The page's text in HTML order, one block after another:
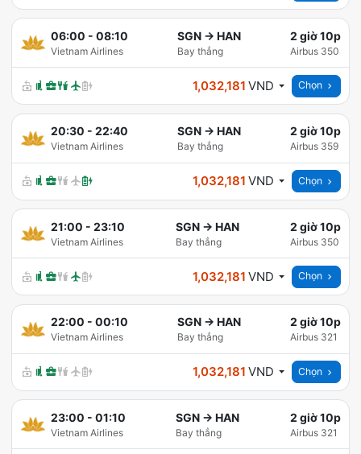
06:00 - 08:10
Vietnam Airlines
SGN → HAN
Bay thẳng
2 giờ 10p
Airbus 350
1,032,181 VND Chọn
20:30 - 22:40
Vietnam Airlines
SGN → HAN
Bay thẳng
2 giờ 10p
Airbus 359
1,032,181 VND Chọn
21:00 - 23:10
Vietnam Airlines
SGN → HAN
Bay thẳng
2 giờ 10p
Airbus 350
1,032,181 VND Chọn
22:00 - 00:10
Vietnam Airlines
SGN → HAN
Bay thẳng
2 giờ 10p
Airbus 321
1,032,181 VND Chọn
23:00 - 01:10
Vietnam Airlines
SGN → HAN
Bay thẳng
2 giờ 10p
Airbus 321